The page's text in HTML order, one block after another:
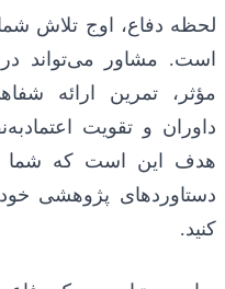
لحظه دفاع، اوج تلاش
است. مشاور می‌تواند
مؤثر، تمرین ارائه
داوران و تقویت
هدف این است که شما
دستاوردهای پژوهشی
کنید.